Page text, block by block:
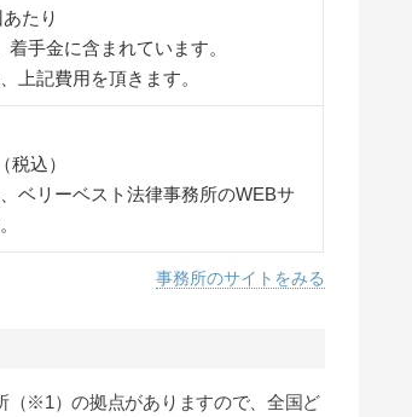
たり
手金に含まれています。
上記費用を頂きます。
込）
ベリーベスト法律事務所のWEBサ
事務所のサイトをみる
（※1）の拠点がありますので、全国ど